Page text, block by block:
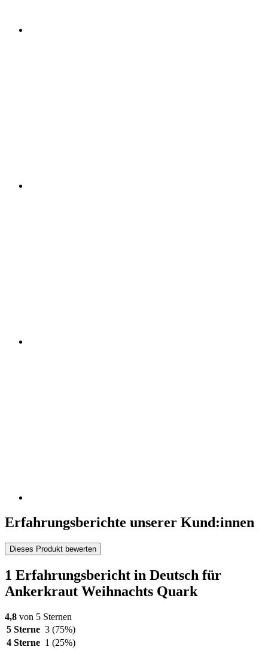
Erfahrungsberichte unserer Kund:innen
Dieses Produkt bewerten
1 Erfahrungsbericht in Deutsch für
Ankerkraut Weihnachts Quark
4,8 von 5 Sternen
5 Sterne 3 (75%)
4 Sterne 1 (25%)